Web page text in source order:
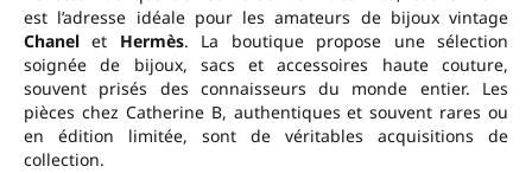
est l’adresse idéale pour les amateurs de bijoux vintage
Chanel et Hermès. La boutique propose une sélection
soignée de bijoux, sacs et accessoires haute couture,
souvent prisés des connaisseurs du monde entier. Les
pièces chez Catherine B, authentiques et souvent rares ou
en édition limitée, sont de véritables acquisitions de
collection.